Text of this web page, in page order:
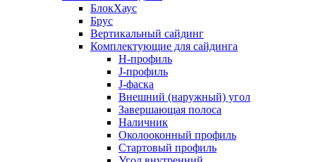
БлокХаус
Брус
Вертикальный сайдинг
Комплектующие для сайдинга
H-профиль
J-профиль
J-фаска
Внешний (наружный) угол
Завершающая полоса
Наличник
Околооконный профиль
Стартовый профиль